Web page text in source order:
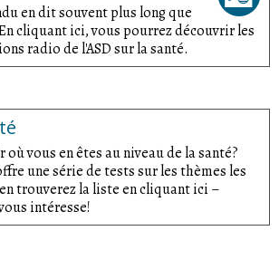
en dit souvent plus long que
cliquant ici, vous pourrez découvrir les
radio de l'ASD sur la santé.
où vous en êtes au niveau de la santé?
une série de tests sur les thèmes les
trouverez la liste en cliquant ici –
intéresse!